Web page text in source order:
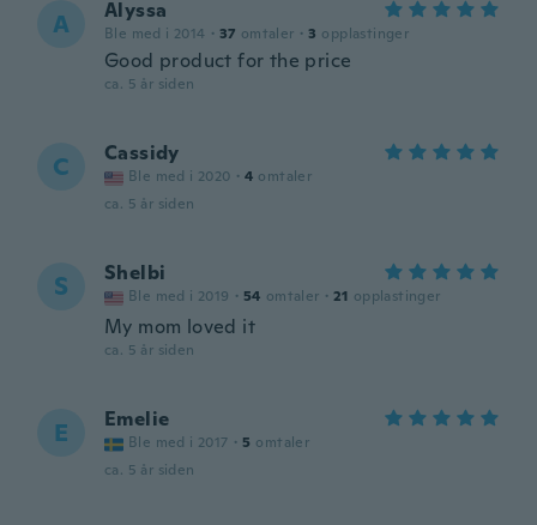
A Alyssa
Ble med i 2014 · 37 omtaler · 3 opplastinger
Good product for the price
ca. 5 år siden
C Cassidy
Ble med i 2020 · 4 omtaler
ca. 5 år siden
S Shelbi
Ble med i 2019 · 54 omtaler · 21 opplastinger
My mom loved it
ca. 5 år siden
E Emelie
Ble med i 2017 · 5 omtaler
ca. 5 år siden